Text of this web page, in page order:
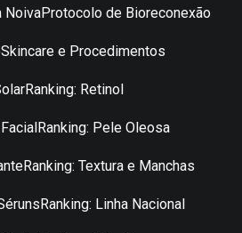
NoivaProtocolo de Bioreconexão
Skincare e Procedimentos
Ranking: Retinol
Ranking: Pele Oleosa
Ranking: Textura e Manchas
Ranking: Linha Nacional